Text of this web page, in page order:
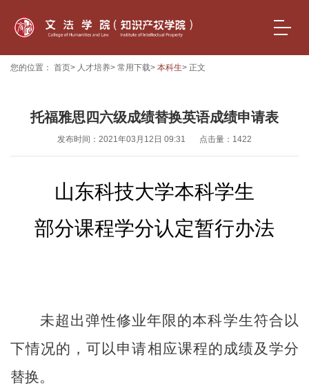
您的位置： 首页> 人才培养> 常用下载> 本科生> 正文
托福雅思四六级成绩替换英语成绩申请表
发布时间：2021年03月12日 09:31 点击量： 1422
山东科技大学本科学生
部分课程学分认定暂行办法
未超出弹性修业年限的本科学生符合以
下情况的，可以申请相应课程的成绩及学分
替换。